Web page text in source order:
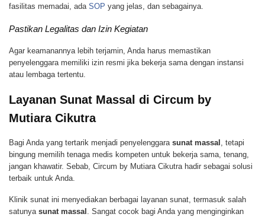
fasilitas memadai, ada SOP yang jelas, dan sebagainya.
Pastikan Legalitas dan Izin Kegiatan
Agar keamanannya lebih terjamin, Anda harus memastikan
penyelenggara memiliki izin resmi jika bekerja sama dengan instansi
atau lembaga tertentu.
Layanan Sunat Massal di Circum by
Mutiara Cikutra
Bagi Anda yang tertarik menjadi penyelenggara sunat massal
, tetapi
bingung memilih tenaga medis kompeten untuk bekerja sama, tenang,
jangan khawatir. Sebab, Circum by Mutiara Cikutra hadir sebagai solusi
terbaik untuk Anda.
Klinik sunat ini menyediakan berbagai layanan sunat, termasuk salah
satunya sunat massal . Sangat cocok bagi Anda yang menginginkan